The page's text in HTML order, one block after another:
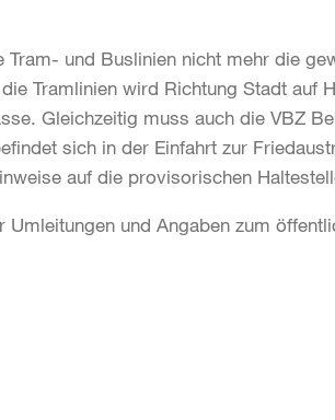
und Buslinien nicht mehr die
Tramlinien wird Richtung Stadt auf
Gleichzeitig muss auch die VBZ
sich in der Einfahrt zur
auf die provisorischen
Umleitungen und Angaben zum